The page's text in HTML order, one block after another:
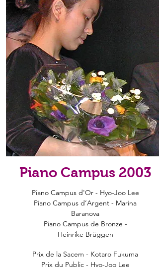
Piano Campus 2003
Piano Campus d'Or - Hyo-Joo Lee
Piano Campus d’Argent - Marina
Baranova
Piano Campus de Bronze -
Heinrike Brüggen
Prix de la Sacem - Kotaro Fukuma
Prix du Public - Hyo-Joo Lee